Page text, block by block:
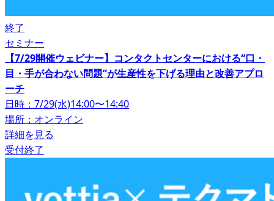
終了
セミナー
【7/29開催ウェビナー】コンタクトセンターにおける“口・
目・手が合わない問題”が生産性を下げる理由と改善アプロ
ーチ
日時：7/29(水)14:00〜14:40
場所：オンライン
詳細を見る
受付終了